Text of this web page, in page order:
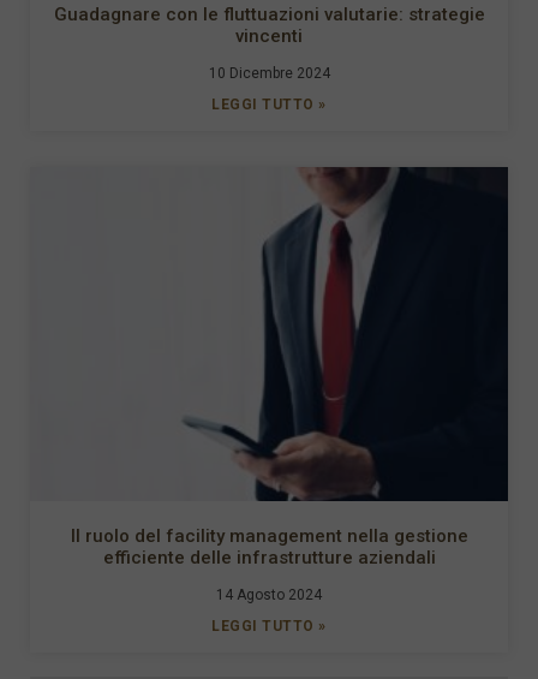
Guadagnare con le fluttuazioni valutarie: strategie
vincenti
10 Dicembre 2024
LEGGI TUTTO »
Il ruolo del facility management nella gestione
efficiente delle infrastrutture aziendali
14 Agosto 2024
LEGGI TUTTO »